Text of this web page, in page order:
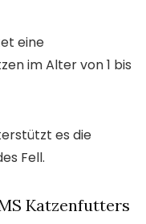
eine
im Alter von 1 bis
es die
Fell.
Katzenfutters